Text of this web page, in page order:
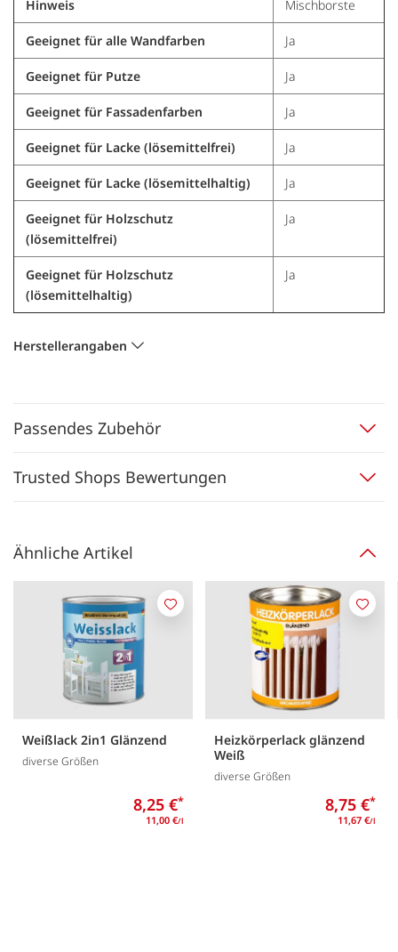
Hinweis Mischborste
Geeignet für alle Wandfarben Ja
Geeignet für Putze Ja
Geeignet für Fassadenfarben Ja
Geeignet für Lacke (lösemittelfrei) Ja
Geeignet für Lacke (lösemittelhaltig) Ja
Geeignet für Holzschutz
(lösemittelfrei)
Ja
Geeignet für Holzschutz
(lösemittelhaltig)
Ja
Herstellerangaben
Passendes Zubehör
Trusted Shops Bewertungen
Ähnliche Artikel
Weißlack 2in1 Glänzend
diverse Größen
8,25 €*
11,00 €/l
Merken
Heizkörperlack glänzend
Weiß
diverse Größen
8,75 €*
11,67 €/l